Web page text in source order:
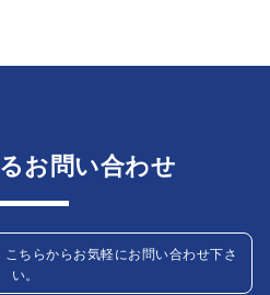
お問い合わせ
ちらからお気軽にお問い合わせ下さ
い。